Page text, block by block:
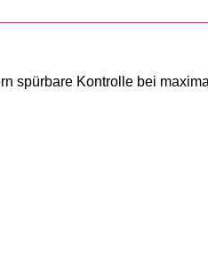
spürbare Kontrolle bei